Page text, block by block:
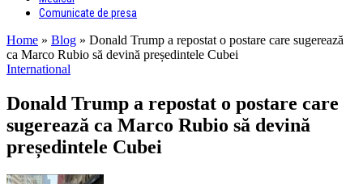
Comunicate de presa
Home » Blog » Donald Trump a repostat o postare care sugerează
ca Marco Rubio să devină președintele Cubei
International
Donald Trump a repostat o postare care
sugerează ca Marco Rubio să devină
președintele Cubei